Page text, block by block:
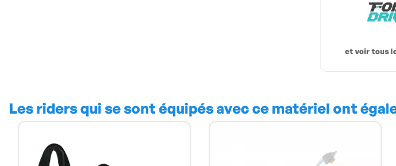
et voir tous
Les riders qui se sont équipés avec ce matériel ont